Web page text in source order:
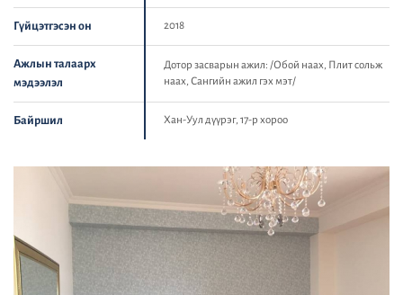
Гүйцэтгэсэн он 2018
Ажлын талаарх
мэдээлэл
Дотор засварын ажил: /Обой наах, Плит сольж
наах, Сангийн ажил гэх мэт/
Байршил Хан-Уул дүүрэг, 17-р хороо